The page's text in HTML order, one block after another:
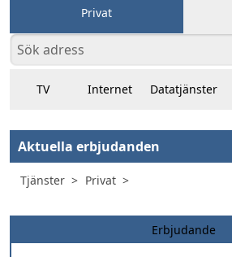
Privat
TV Internet Datatjänster
Aktuella erbjudanden
Tjänster Privat
Erbjudande